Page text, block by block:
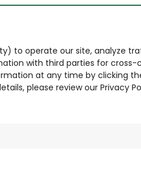
to operate our site, analyze
with third parties for
at any time by clicking
please review our Privacy